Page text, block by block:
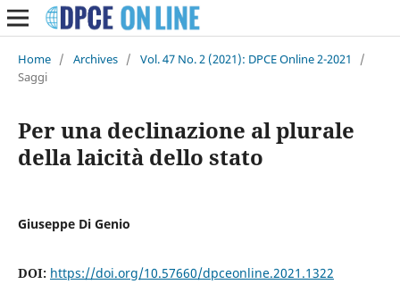
Home / Archives / Vol. 47 No. 2 (2021): DPCE Online 2-2021
/
Saggi
Per una declinazione al plurale
della laicità dello stato
Giuseppe Di Genio
DOI: https://doi.org/10.57660/dpceonline.2021.1322